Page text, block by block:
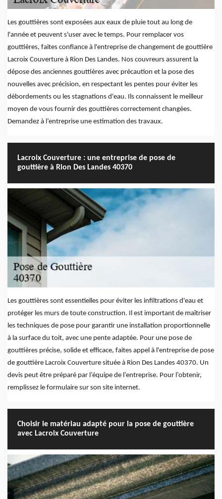
Les gouttières sont exposées aux eaux de pluie tout au long de
l'année et peuvent s'user avec le temps. Pour remplacer vos
gouttières, faites confiance à l'entreprise de changement de gouttière
Lacroix Couverture à Rion Des Landes. Nos couvreurs assurent la
dépose des anciennes gouttières avec précaution et la pose des
nouvelles avec précision, en respectant les pentes pour éviter les
débordements ou les stagnations d'eau. Ils connaissent le meilleur
moyen de vous fournir des gouttières correctement changées.
Demandez à l’entreprise une estimation des travaux.
Lacroix Couverture : une entreprise de pose de
gouttière à Rion Des Landes 40370
Les gouttières sont essentielles pour éviter les infiltrations d'eau et
protéger les murs de toute construction. Il est important de maîtriser
les techniques de pose pour garantir une installation proportionnelle
à la surface du toit, avec une pente adaptée. Pour une pose de
gouttières précise, solide et efficace, faites appel à l'entreprise de pose
de gouttière Lacroix Couverture située à Rion Des Landes 40370. Un
devis peut être préparé par l’équipe de l’entreprise. Pour l’obtenir,
remplissez le formulaire sur son site internet.
Choisir le matériau adapté pour la pose de gouttière
avec Lacroix Couverture